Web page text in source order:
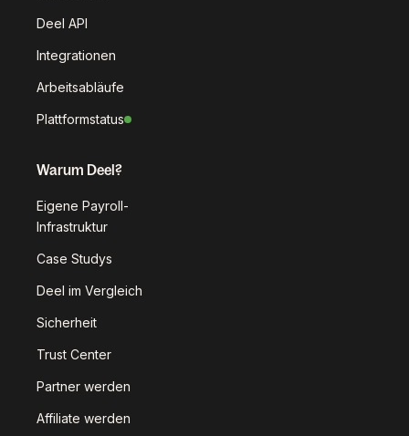
Deel API
Integrationen
Arbeitsabläufe
Plattformstatus
Warum Deel?
Eigene Payroll-
Infrastruktur
Case Studys
Deel im Vergleich
Sicherheit
Trust Center
Partner werden
Affiliate werden